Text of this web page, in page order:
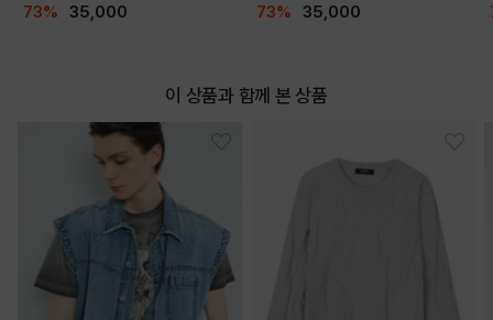
73% 35,000 73% 35,000
이 상품과 함께 본 상품